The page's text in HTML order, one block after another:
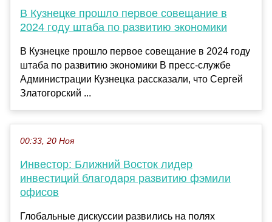
В Кузнецке прошло первое совещание в
2024 году штаба по развитию экономики
В Кузнецке прошло первое совещание в 2024 году
штаба по развитию экономики В пресс-службе
Администрации Кузнецка рассказали, что Сергей
Златогорский ...
00:33, 20 Ноя
Инвестор: Ближний Восток лидер
инвестиций благодаря развитию фэмили
офисов
Глобальные дискуссии развились на полях